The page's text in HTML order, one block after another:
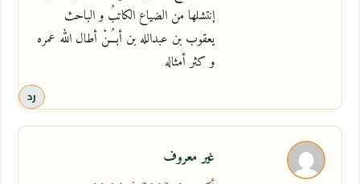
إنتشلها من الضياع الكاتبُ و الباحث
يعقوب بن عبدالله بن أبـُــنْ أطال الله عمره
و كثر أمثاله
رد
غير معروف